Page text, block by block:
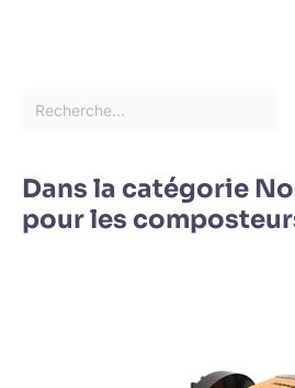
Dans la catégorie
pour les